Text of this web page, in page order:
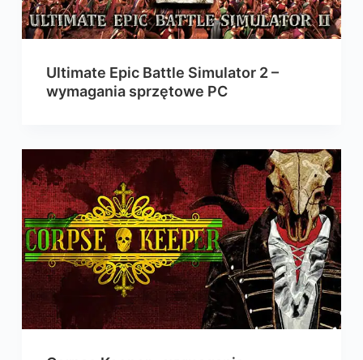
Ultimate Epic Battle Simulator 2 –
wymagania sprzętowe PC